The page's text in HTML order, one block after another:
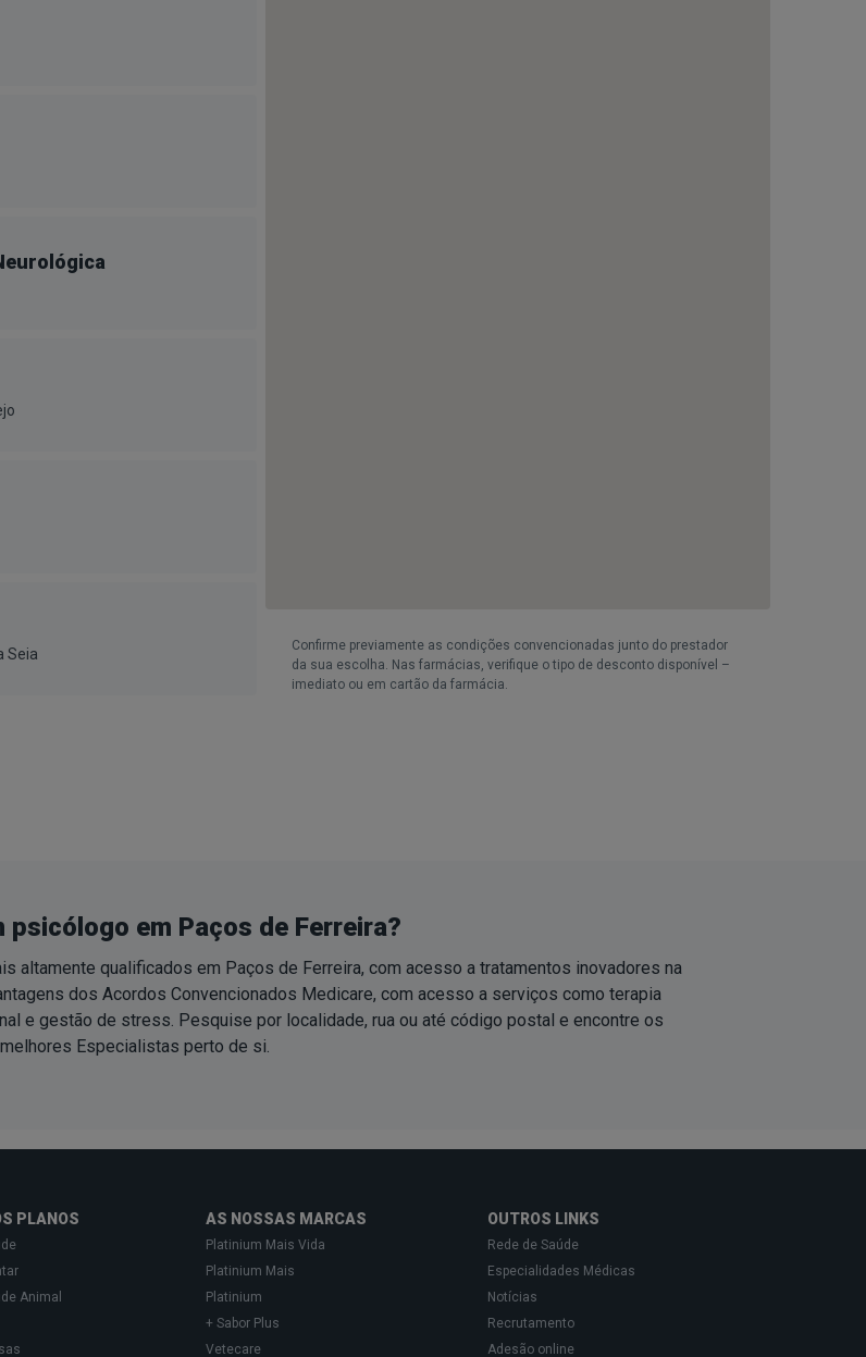
Seia
Confirme previamente as condições convencionadas junto do prestador
da sua escolha. Nas farmácias, verifique o tipo de desconto disponível –
imediato ou em cartão da farmácia.
psicólogo em Paços de Ferreira?
altamente qualificados em Paços de Ferreira, com acesso a tratamentos inovadores na
dos Acordos Convencionados Medicare, com acesso a serviços como terapia
e gestão de stress. Pesquise por localidade, rua ou até código postal e encontre os
melhores Especialistas perto de si.
PLANOS
Animal
AS NOSSAS MARCAS
Platinium Mais Vida
Platinium Mais
Platinium
+ Sabor Plus
Vetecare
OUTROS LINKS
Rede de Saúde
Especialidades Médicas
Notícias
Recrutamento
Adesão online